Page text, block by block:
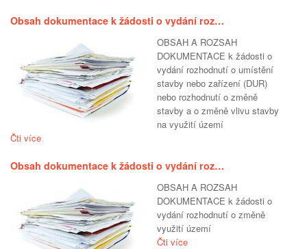
Obsah dokumentace k žádosti o vydání roz…
OBSAH A ROZSAH
DOKUMENTACE k žádosti o
vydání rozhodnutí o umístění
stavby nebo zařízení (DUR)
nebo rozhodnutí o změně
stavby a o změně vlivu stavby
na využití území
Čti více
Obsah dokumentace k žádosti o vydání roz…
OBSAH A ROZSAH
DOKUMENTACE k žádosti o
vydání rozhodnutí o změně
využití území
Čti více